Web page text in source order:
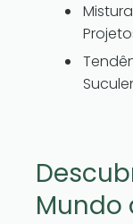
Mundo